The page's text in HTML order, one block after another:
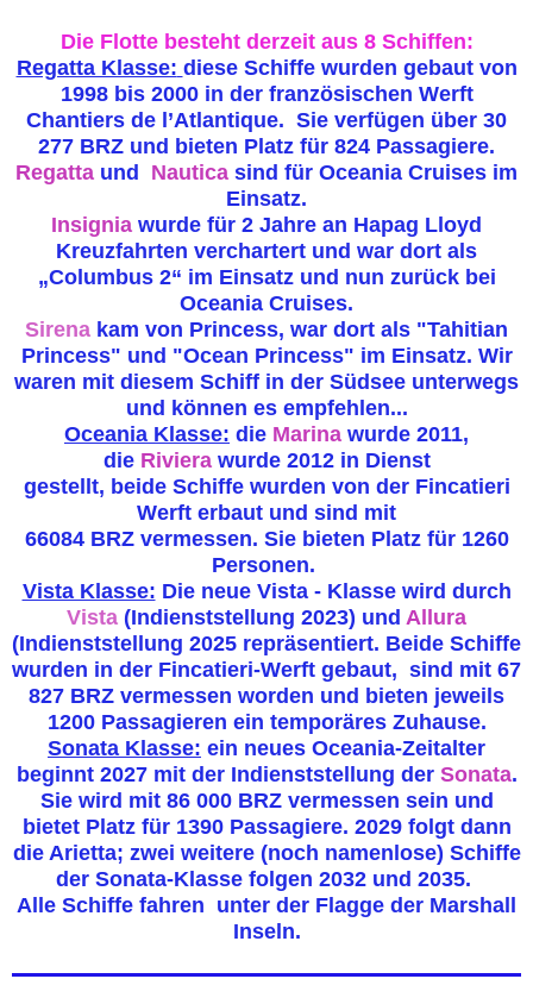
Die Flotte besteht derzeit aus 8 Schiffen:
Regatta Klasse: diese Schiffe wurden gebaut von
1998 bis 2000 in der französischen Werft
Chantiers de l’Atlantique. Sie verfügen über 30
277 BRZ und bieten Platz für 824 Passagiere.
Regatta und Nautica sind für Oceania Cruises im
Einsatz.
Insignia wurde für 2 Jahre an Hapag Lloyd
Kreuzfahrten verchartert und war dort als
„Columbus 2“ im Einsatz und nun zurück bei
Oceania Cruises.
Sirena kam von Princess, war dort als "Tahitian
Princess" und "Ocean Princess" im Einsatz. Wir
waren mit diesem Schiff in der Südsee unterwegs
und können es empfehlen...
Oceania Klasse: die Marina wurde 2011,
die Rivierawurde 2012 in Dienst
gestellt, beide Schiffe wurden von der Fincatieri
Werft erbaut und sind mit
66084 BRZ vermessen. Sie bieten Platz für 1260
Personen.
Vista Klasse: Die neue Vista - Klasse wird durch
Vista (Indienststellung 2023) und Allura
(Indienststellung 2025 repräsentiert. Beide Schiffe
wurden in der Fincatieri-Werft gebaut, sind mit 67
827 BRZ vermessen worden und bieten jeweils
1200 Passagieren ein temporäres Zuhause.
Sonata Klasse: ein neues Oceania-Zeitalter
beginnt 2027 mit der Indienststellung der Sonata.
Sie wird mit 86 000 BRZ vermessen sein und
bietet Platz für 1390 Passagiere. 2029 folgt dann
die Arietta; zwei weitere (noch namenlose) Schiffe
der Sonata-Klasse folgen 2032 und 2035.
Alle Schiffe fahren unter der Flagge der Marshall
Inseln.